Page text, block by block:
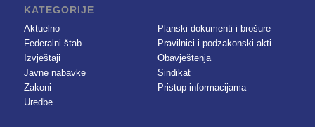
KATEGORIJE
Aktuelno
Federalni štab
Izvještaji
Javne nabavke
Zakoni
Uredbe
Planski dokumenti i brošure
Pravilnici i podzakonski akti
Obavještenja
Sindikat
Pristup informacijama